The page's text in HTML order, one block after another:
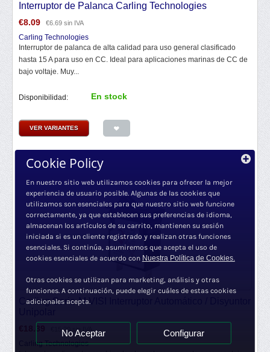
Interruptor de Palanca Carling Technologies
€8.09 €6.69 sin IVA
Carling Technologies
Interruptor de palanca de alta calidad para uso general clasificado
hasta 15 A para uso en CC. Ideal para aplicaciones marinas de CC de
bajo voltaje. Muy...
Disponibilidad: En stock
VER VARIANTES
Carling Serie-M VISI Interruptor Automático / Disyuntor
15.20 sin IVA
Carling Technologies
Cookie Policy
En nuestro sitio web utilizamos cookies para ofrecer la mejor
experiencia de usuario posible. Algunas de las cookies que
utilizamos son esenciales para que nuestro sitio web funcione
correctamente, ya que establecen sus preferencias de idioma,
almacenan los artículos de su carrito, mantienen su sesión
iniciada si es un cliente registrado y realizan otras funciones
esenciales. Si continúa, asumiremos que acepta el uso de
cookies esenciales de acuerdo con Nuestra Política de Cookies.
Otras cookies se utilizan para marketing, análisis y otras
funciones. A continuación, puede elegir cuáles de estas cookies
adicionales acepta.
No Aceptar Configurar